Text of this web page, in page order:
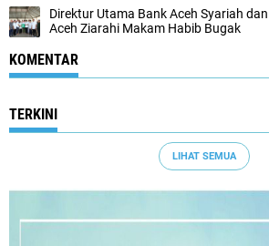
Direktur Utama Bank Aceh Syariah
Aceh Ziarahi Makam Habib Bugak
KOMENTAR
TERKINI
LIHAT SEMUA